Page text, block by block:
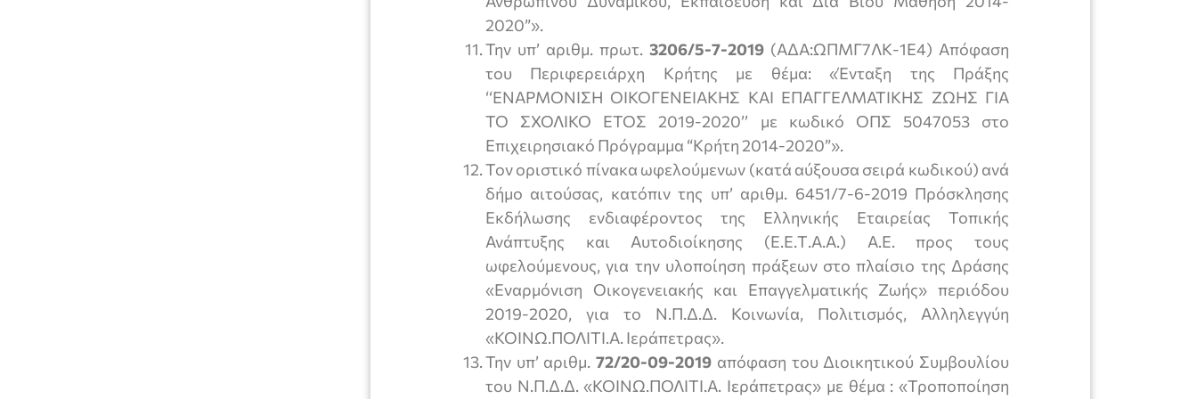
2020”».
Την υπ’ αριθμ. πρωτ. 3206/5-7-2019 (ΑΔΑ:ΩΠΜΓ7ΛΚ-1Ε4) Απόφαση
του Περιφερειάρχη Κρήτης με θέμα: «Ένταξη της Πράξης
‘‘ΕΝΑΡΜΟΝΙΣΗ ΟΙΚΟΓΕΝΕΙΑΚΗΣ ΚΑΙ ΕΠΑΓΓΕΛΜΑΤΙΚΗΣ ΖΩΗΣ ΓΙΑ
ΤΟ ΣΧΟΛΙΚΟ ΕΤΟΣ 2019-2020’’ με κωδικό ΟΠΣ 5047053 στο
Επιχειρησιακό Πρόγραμμα “Κρήτη 2014-2020”».
Τον οριστικό πίνακα ωφελούμενων (κατά αύξουσα σειρά κωδικού) ανά
δήμο αιτούσας, κατόπιν της υπ’ αριθμ. 6451/7-6-2019 Πρόσκλησης
Εκδήλωσης ενδιαφέροντος της Ελληνικής Εταιρείας Τοπικής
Ανάπτυξης και Αυτοδιοίκησης (Ε.Ε.Τ.Α.Α.) Α.Ε. προς τους
ωφελούμενους, για την υλοποίηση πράξεων στο πλαίσιο της Δράσης
«Εναρμόνιση Οικογενειακής και Επαγγελματικής Ζωής» περιόδου
2019-2020, για το Ν.Π.Δ.Δ. Κοινωνία, Πολιτισμός, Αλληλεγγύη
«ΚΟΙΝΩ.ΠΟΛΙΤΙ.Α. Ιεράπετρας».
Την υπ’ αριθμ.72/20-09-2019 απόφαση του Διοικητικού Συμβουλίου
του Ν.Π.Δ.Δ. «ΚΟΙΝΩ.ΠΟΛΙΤΙ.Α. Ιεράπετρας» με θέμα : «Τροποποίηση